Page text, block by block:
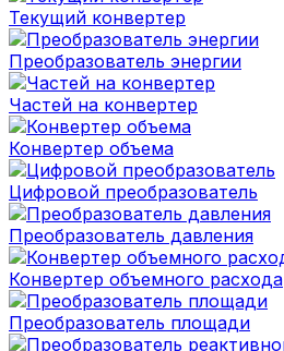
Текущий конвертер
Преобразователь энергии
Частей на конвертер
Конвертер объема
Цифровой преобразователь
Преобразователь давления
Конвертер объемного расхода
Преобразователь площади